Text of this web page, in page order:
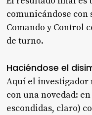
comunicándose con
Comando y Control
de turno.
Haciéndose el
Aquí el investigador
con una novedad:
escondidas, claro)